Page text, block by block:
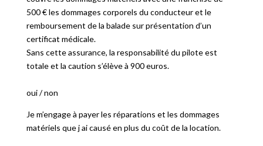
500 € les dommages corporels du conducteur et le
remboursement de la balade sur présentation d’un
certificat médicale.
Sans cette assurance, la responsabilité du pilote est
totale et la caution s’élève à 900 euros.
oui / non
Je m’engage à payer les réparations et les dommages
matériels que j ai causé en plus du coût de la location.